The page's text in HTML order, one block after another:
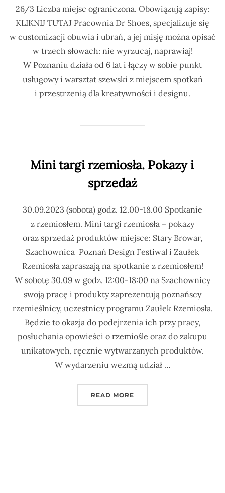
26/3 Liczba miejsc ograniczona. Obowiązują zapisy:
KLIKNIJ TUTAJ Pracownia Dr Shoes, specjalizuje się
w customizacji obuwia i ubrań, a jej misję można opisać
w trzech słowach: nie wyrzucaj, naprawiaj!
W Poznaniu działa od 6 lat i łączy w sobie punkt
usługowy i warsztat szewski z miejscem spotkań
i przestrzenią dla kreatywności i designu.
Mini targi rzemiosła. Pokazy i
sprzedaż
30.09.2023 (sobota) godz. 12.00-18.00 Spotkanie
z rzemiosłem. Mini targi rzemiosła – pokazy
oraz sprzedaż produktów miejsce: Stary Browar,
Szachownica Poznań Design Festiwal i Zaułek
Rzemiosła zapraszają na spotkanie z rzemiosłem!
W sobotę 30.09 w godz. 12:00-18:00 na Szachownicy
swoją pracę i produkty zaprezentują poznańscy
rzemieślnicy, uczestnicy programu Zaułek Rzemiosła.
Będzie to okazja do podejrzenia ich przy pracy,
posłuchania opowieści o rzemiośle oraz do zakupu
unikatowych, ręcznie wytwarzanych produktów.
W wydarzeniu wezmą udział …
READ MORE